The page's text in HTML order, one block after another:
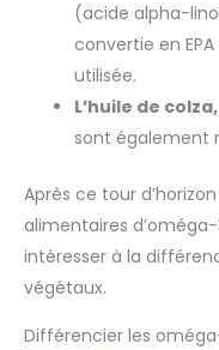
(acide alpha-
convertie en
utilisée.
L’huile de
sont également
Après ce tour
alimentaires
intéresser à la
végétaux.
Différencier les